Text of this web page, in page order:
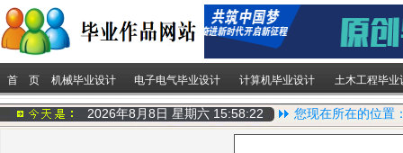
首 页 机械毕业设计 电子电气毕业设计 计算机毕业设计 土木工程毕业
2026年8月8日 星期六 15:58:22 您现在所在的位置